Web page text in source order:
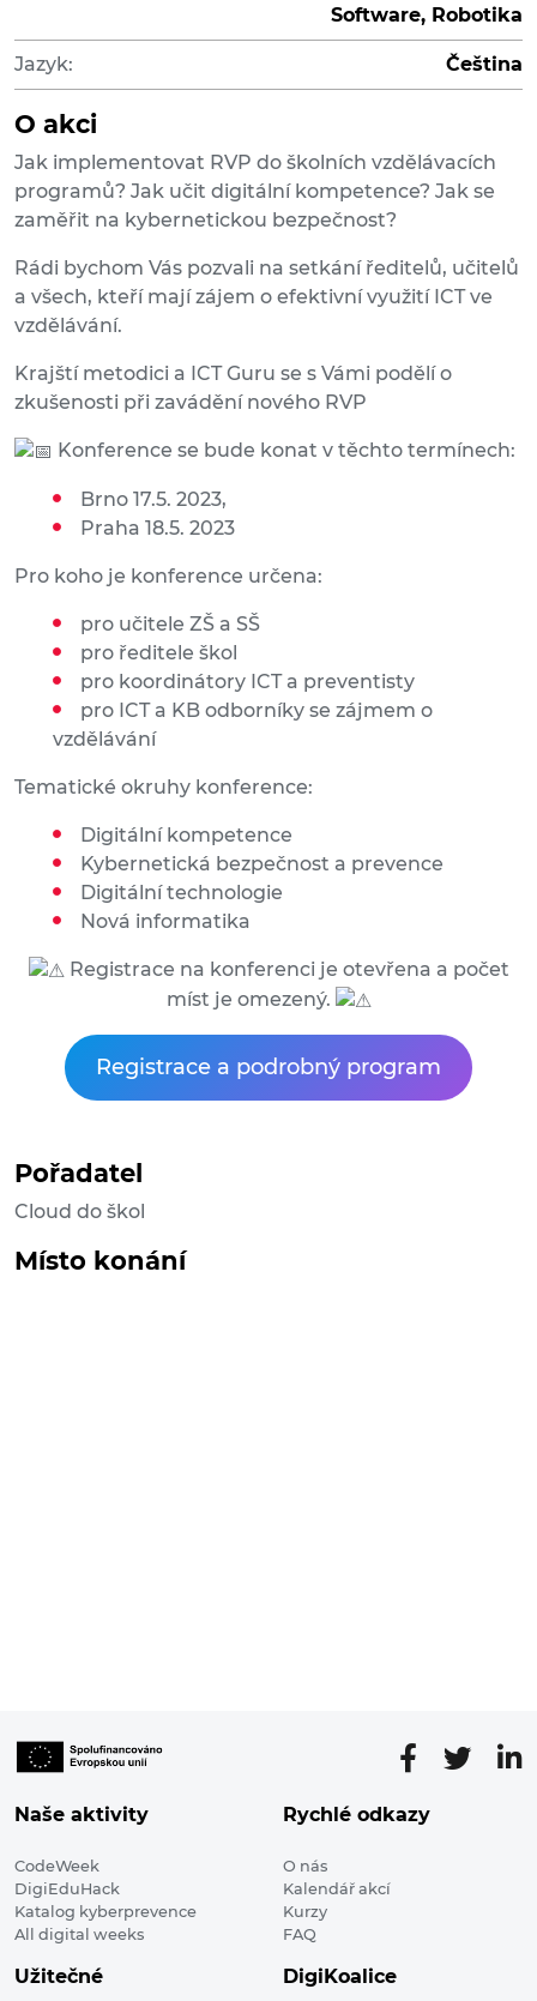
Software, Robotika
Jazyk: Čeština
O akci
Jak implementovat RVP do školních vzdělávacích
programů? Jak učit digitální kompetence? Jak se
zaměřit na kybernetickou bezpečnost?
Rádi bychom Vás pozvali na setkání ředitelů, učitelů
a všech, kteří mají zájem o efektivní využití ICT ve
vzdělávání.
Krajští metodici a ICT Guru se s Vámi podělí o
zkušenosti při zavádění nového RVP
Konference se bude konat v těchto termínech:
Brno 17.5. 2023,
Praha 18.5. 2023
Pro koho je konference určena:
pro učitele ZŠ a SŠ
pro ředitele škol
pro koordinátory ICT a preventisty
pro ICT a KB odborníky se zájmem o
vzdělávání
Tematické okruhy konference:
Digitální kompetence
Kybernetická bezpečnost a prevence
Digitální technologie
Nová informatika
Registrace na konferenci je otevřena a počet
míst je omezený.
Registrace a podrobný program
Pořadatel
Cloud do škol
Místo konání
Naše aktivity
CodeWeek
DigiEduHack
Katalog kyberprevence
All digital weeks
Rychlé odkazy
O nás
Kalendář akcí
Kurzy
FAQ
Užitečné DigiKoalice